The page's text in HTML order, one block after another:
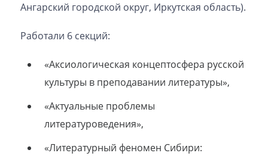
Ангарский городской округ, Иркутская область).
Работали 6 секций:
«Аксиологическая концептосфера русской
культуры в преподавании литературы»,
«Актуальные проблемы
литературоведения»,
«Литературный феномен Сибири: